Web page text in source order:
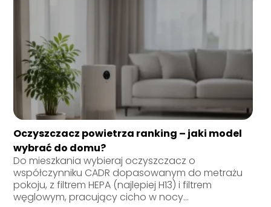
Oczyszczacz powietrza ranking – jaki model
wybrać do domu?
Do mieszkania wybieraj oczyszczacz o
współczynniku CADR dopasowanym do metrażu
pokoju, z filtrem HEPA (najlepiej H13) i filtrem
węglowym, pracujący cicho w nocy...